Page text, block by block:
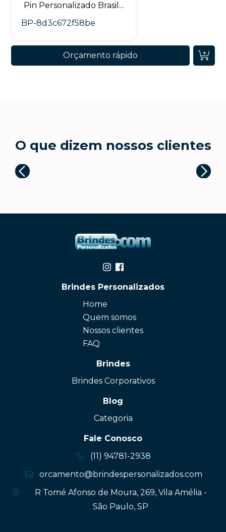
Pin Personalizado Brasil...
BP-8d3c672f58be
Orçamento rápido
O que dizem nossos clientes
Brindes Personalizados
Home
Quem somos
Nossos clientes
FAQ
Brindes
Brindes Corporativos
Blog
Categoria
Fale Conosco
(11) 94781-2938
orcamento@brindespersonalizados.com
R Tomé Afonso de Moura, 269, Vila Amélia -
São Paulo, SP